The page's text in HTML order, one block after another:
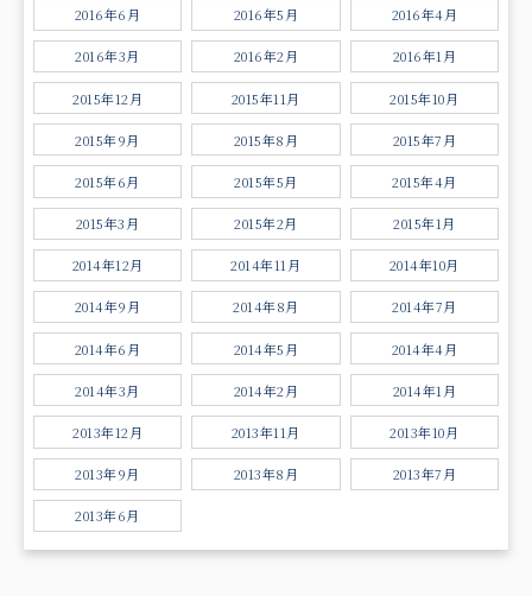
2016年6月 2016年5月 2016年4月
2016年3月 2016年2月 2016年1月
2015年12月 2015年11月 2015年10月
2015年9月 2015年8月 2015年7月
2015年6月 2015年5月 2015年4月
2015年3月 2015年2月 2015年1月
2014年12月 2014年11月 2014年10月
2014年9月 2014年8月 2014年7月
2014年6月 2014年5月 2014年4月
2014年3月 2014年2月 2014年1月
2013年12月 2013年11月 2013年10月
2013年9月 2013年8月 2013年7月
2013年6月